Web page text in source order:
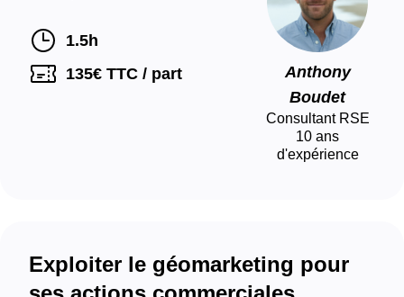
1.5h
135€ TTC / part
Anthony
Boudet
Consultant RSE
10 ans
d'expérience
Exploiter le géomarketing pour